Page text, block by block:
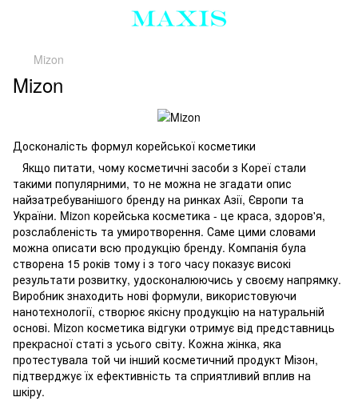
Mizon
Mizon
Досконалість формул корейської косметики
Якщо питати, чому косметичні засоби з Кореї стали
такими популярними, то не можна не згадати опис
найзатребуванішого бренду на ринках Азії, Європи та
України. Mizon корейська косметика - це краса, здоров'я,
розслабленість та умиротворення. Саме цими словами
можна описати всю продукцію бренду. Компанія була
створена 15 років тому і з того часу показує високі
результати розвитку, удосконалюючись у своєму напрямку.
Виробник знаходить нові формули, використовуючи
нанотехнології, створює якісну продукцію на натуральній
основі. Mizon косметика відгуки отримує від представниць
прекрасної статі з усього світу. Кожна жінка, яка
протестувала той чи інший косметичний продукт Мізон,
підтверджує їх ефективність та сприятливий вплив на
шкіру.